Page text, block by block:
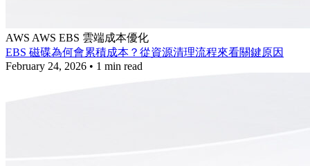
AWS AWS EBS 雲端成本優化
EBS 磁碟為何會累積成本？從資源清理流程來看關鍵原因
February 24, 2026 • 1 min read